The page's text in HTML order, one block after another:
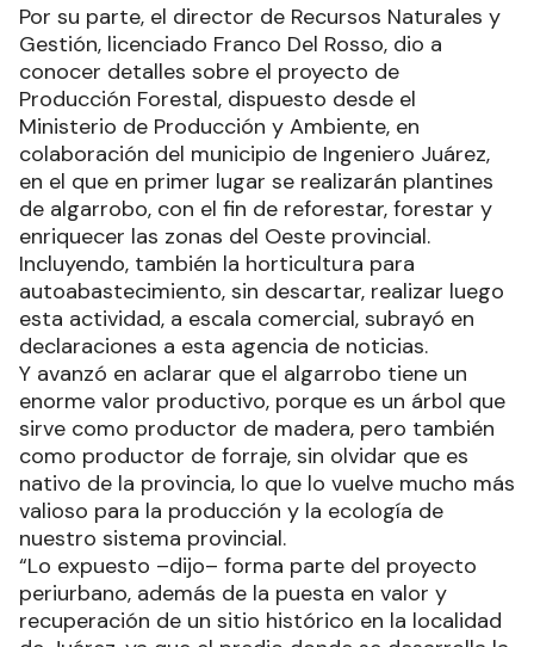
Por su parte, el director de Recursos Naturales y
Gestión, licenciado Franco Del Rosso, dio a
conocer detalles sobre el proyecto de
Producción Forestal, dispuesto desde el
Ministerio de Producción y Ambiente, en
colaboración del municipio de Ingeniero Juárez,
en el que en primer lugar se realizarán plantines
de algarrobo, con el fin de reforestar, forestar y
enriquecer las zonas del Oeste provincial.
Incluyendo, también la horticultura para
autoabastecimiento, sin descartar, realizar luego
esta actividad, a escala comercial, subrayó en
declaraciones a esta agencia de noticias.
Y avanzó en aclarar que el algarrobo tiene un
enorme valor productivo, porque es un árbol que
sirve como productor de madera, pero también
como productor de forraje, sin olvidar que es
nativo de la provincia, lo que lo vuelve mucho más
valioso para la producción y la ecología de
nuestro sistema provincial.
“Lo expuesto –dijo– forma parte del proyecto
periurbano, además de la puesta en valor y
recuperación de un sitio histórico en la localidad